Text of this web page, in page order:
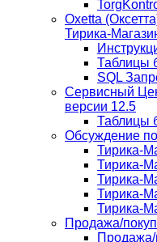
Oxetta
Тирика-
Таблицы
SQL
Сервисный
версии 12.5
Таблицы
Обсуждение
Тирика-
Тирика-
Тирика-
Тирика-
Тирика-
Продажа/
Продажа/